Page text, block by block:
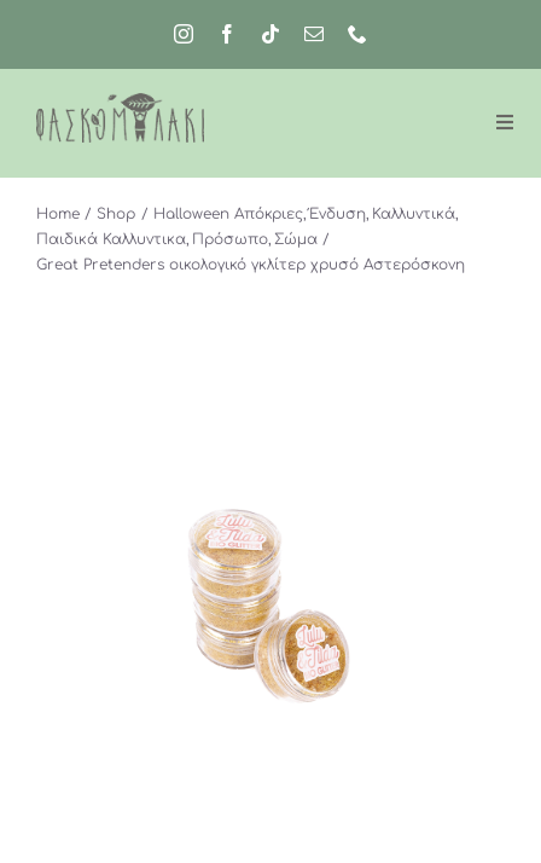
περιεχόμενο
Home Shop Halloween Απόκριες Ένδυση Καλλυντικά
Παιδικά Καλλυντικα Πρόσωπο Σώμα
Great Pretenders οικολογικό γκλίτερ χρυσό Αστερόσκονη